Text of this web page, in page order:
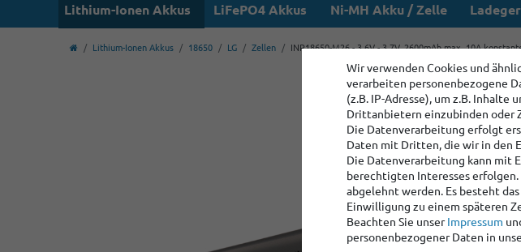
Lithium-Ionen Akkus LiFePO4 Akkus Ni-MH Akku / Zelle
Lithium-Ionen Akkus 18650 LG Zellen INR18650-M26 - 3,6V - 3,7V, 2600mAh max. 10A
Wir verwenden Cookies und
verarbeiten personenbezogene
(z.B. IP-Adresse), um z.B. Inhalte
Drittanbietern einzubinden oder
Die Datenverarbeitung erfolgt
Daten mit Dritten, die wir in den
Die Datenverarbeitung kann mit
berechtigten Interesses
abgelehnt werden. Es besteht
Einwilligung zu einem späteren
Beachten Sie unserImpressum
personenbezogener Daten in